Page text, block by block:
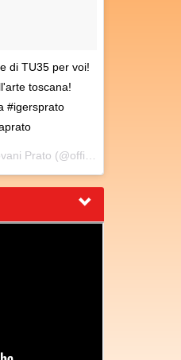
di TU35 per voi!
toscana!
#igersprato